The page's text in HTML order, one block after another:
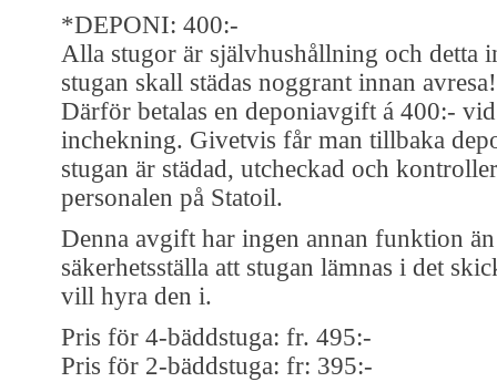
*DEPONI: 400:-
Alla stugor är självhushållning och detta
stugan skall städas noggrant innan avresa!
Därför betalas en deponiavgift á 400:- vid
inchekning. Givetvis får man tillbaka
stugan är städad, utcheckad och
personalen på Statoil.
Denna avgift har ingen annan funktion
säkerhetsställa att stugan lämnas i det
vill hyra den i.
Pris för 4-bäddstuga: fr. 495:-
Pris för 2-bäddstuga: fr: 395:-